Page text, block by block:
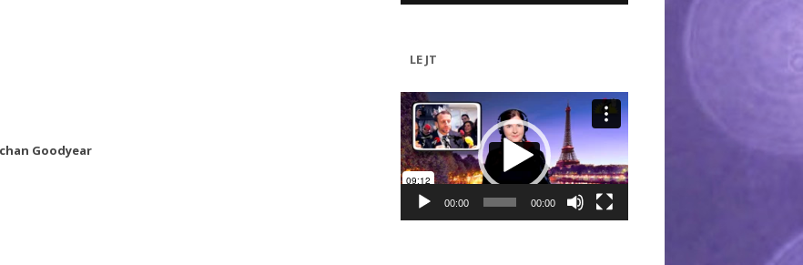
Goodyear
LE JT
Lecteur
vidéo
00:00 00:00